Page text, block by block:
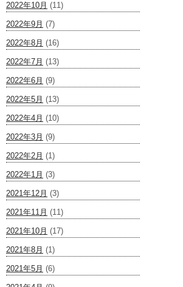
2022年10月 (11)
2022年9月 (7)
2022年8月 (16)
2022年7月 (13)
2022年6月 (9)
2022年5月 (13)
2022年4月 (10)
2022年3月 (9)
2022年2月 (1)
2022年1月 (3)
2021年12月 (3)
2021年11月 (11)
2021年10月 (17)
2021年8月 (1)
2021年5月 (6)